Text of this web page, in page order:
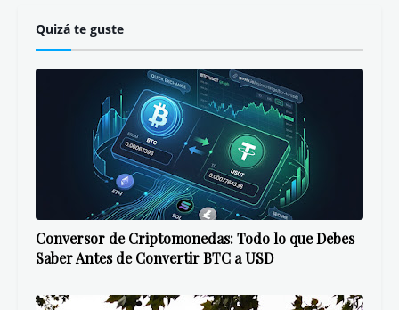
Quizá te guste
Conversor de Criptomonedas: Todo lo que Debes
Saber Antes de Convertir BTC a USD